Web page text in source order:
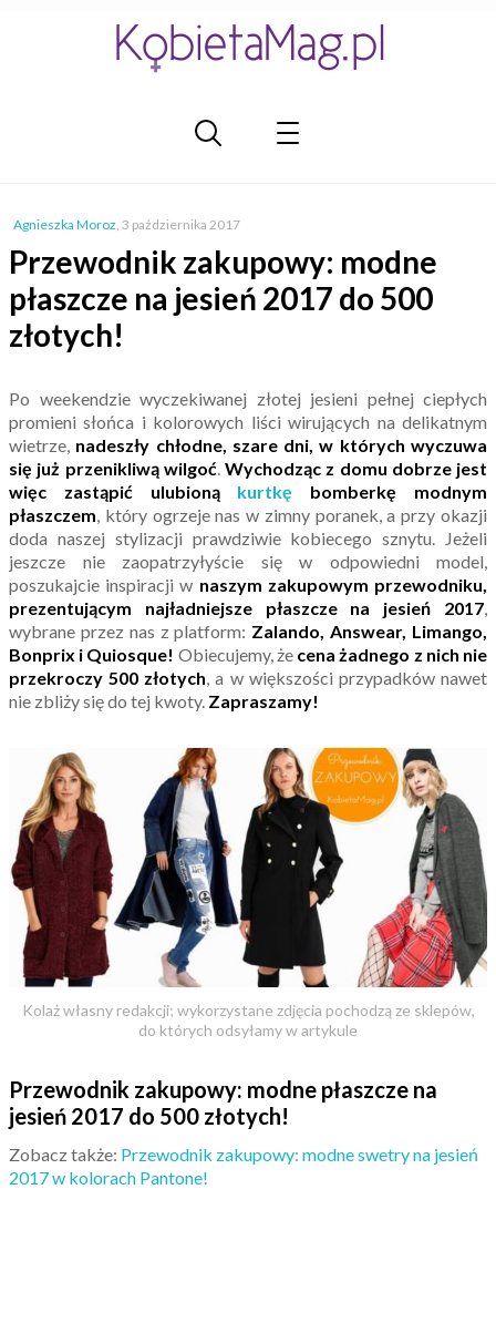
Agnieszka Moroz, 3 października 2017
Przewodnik zakupowy: modne
płaszcze na jesień 2017 do 500
złotych!
Po weekendzie wyczekiwanej złotej jesieni pełnej ciepłych
promieni słońca i kolorowych liści wirujących na delikatnym
wietrze, nadeszły chłodne, szare dni, w których wyczuwa
się już przenikliwą wilgoć. Wychodząc z domu dobrze jest
więc zastąpić ulubioną kurtkę bomberkę modnym
płaszczem, który ogrzeje nas w zimny poranek, a przy okazji
doda naszej stylizacji prawdziwie kobiecego sznytu. Jeżeli
jeszcze nie zaopatrzyłyście się w odpowiedni model,
poszukajcie inspiracji w naszym zakupowym przewodniku,
prezentującym najładniejsze płaszcze na jesień 2017,
wybrane przez nas z platform: Zalando, Answear, Limango,
Bonprix i Quiosque! Obiecujemy, że cena żadnego z nich nie
przekroczy 500 złotych, a w większości przypadków nawet
nie zbliży się do tej kwoty. Zapraszamy!
Kolaż własny redakcji; wykorzystane zdjęcia pochodzą ze sklepów,
do których odsyłamy w artykule
Przewodnik zakupowy: modne płaszcze na
jesień 2017 do 500 złotych!
Zobacz także: Przewodnik zakupowy: modne swetry na jesień
2017 w kolorach Pantone!